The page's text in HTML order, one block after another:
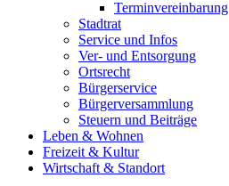
Terminvereinbarung
Stadtrat
Service und Infos
Ver- und Entsorgung
Ortsrecht
Bürgerservice
Bürgerversammlung
Steuern und Beiträge
Leben & Wohnen
Freizeit & Kultur
Wirtschaft & Standort